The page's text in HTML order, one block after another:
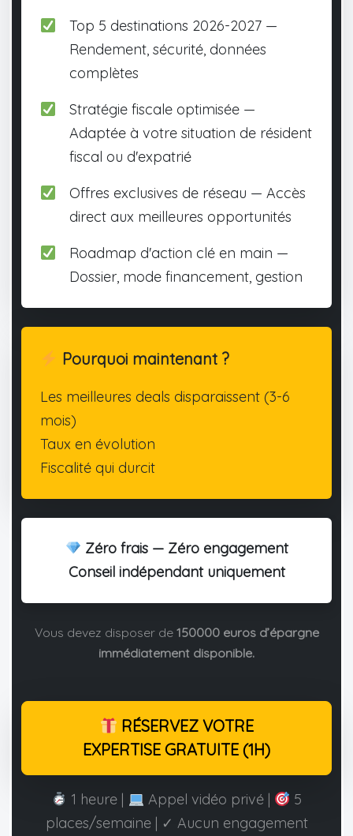
Top 5 destinations 2026-2027 —
Rendement, sécurité, données
complètes
Stratégie fiscale optimisée —
Adaptée à votre situation de résident
fiscal ou d'expatrié
Offres exclusives de réseau — Accès
direct aux meilleures opportunités
Roadmap d'action clé en main —
Dossier, mode financement, gestion
Pourquoi maintenant ?
Les meilleures deals disparaissent (3-6
mois)
Taux en évolution
Fiscalité qui durcit
Zéro frais — Zéro engagement
Conseil indépendant uniquement
Vous devez disposer de 150000 euros d’épargne
immédiatement disponible.
RÉSERVEZ VOTRE
EXPERTISE GRATUITE (1H)
1 heure | Appel vidéo privé |
5
places/semaine | ✓ Aucun engagement